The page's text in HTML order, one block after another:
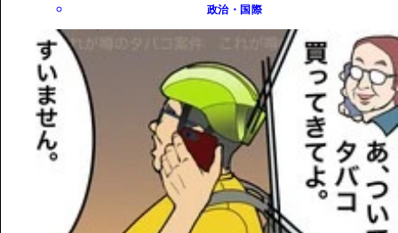
政治・国際